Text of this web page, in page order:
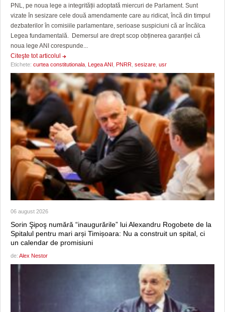
PNL, pe noua lege a integrității adoptată miercuri de Parlament. Sunt
vizate în sesizare cele două amendamente care au ridicat, încă din timpul
dezbaterilor în comisiile parlamentare, serioase suspiciuni că ar încălca
Legea fundamentală. Demersul are drept scop obținerea garanției că
noua lege ANI corespunde...
Citeşte tot articolul
Etichete: curtea constitutionala, Legea ANI , PNRR, sesizare, usr
06 august 2026
Sorin Şipoş numără “inaugurările” lui Alexandru Rogobete de la
Spitalul pentru mari arși Timișoara: Nu a construit un spital, ci
un calendar de promisiuni
de: Alex Nestor